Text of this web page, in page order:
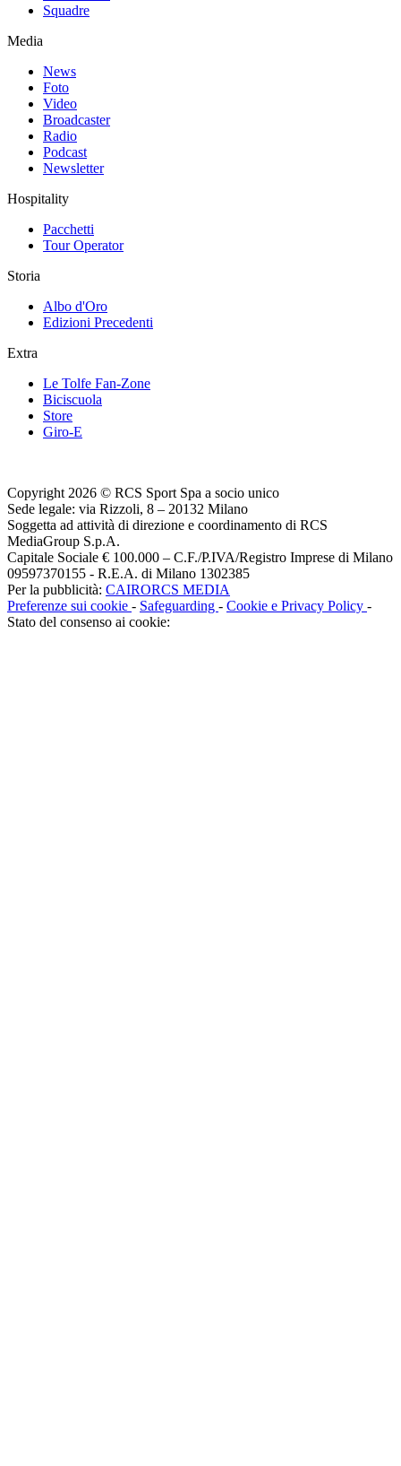
Squadre
Media
News
Foto
Video
Broadcaster
Radio
Podcast
Newsletter
Hospitality
Pacchetti
Tour Operator
Storia
Albo d'Oro
Edizioni Precedenti
Extra
Le Tolfe Fan-Zone
Biciscuola
Store
Giro-E
Copyright 2026 © RCS Sport Spa a socio unico
Sede legale: via Rizzoli, 8 – 20132 Milano
Soggetta ad attività di direzione e coordinamento di RCS
MediaGroup S.p.A.
Capitale Sociale € 100.000 – C.F./P.IVA/Registro Imprese di Milano
09597370155 - R.E.A. di Milano 1302385
Per la pubblicità: CAIRORCS MEDIA
Preferenze sui cookie - Safeguarding - Cookie e Privacy Policy -
Stato del consenso ai cookie: